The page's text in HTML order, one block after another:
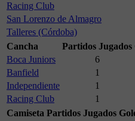
Racing Club
San Lorenzo de Almagro
Talleres (Córdoba)
Cancha
Partidos Jugados
Boca Juniors
6
Banfield
1
Independiente
1
Racing Club
1
Camiseta Partidos Jugados